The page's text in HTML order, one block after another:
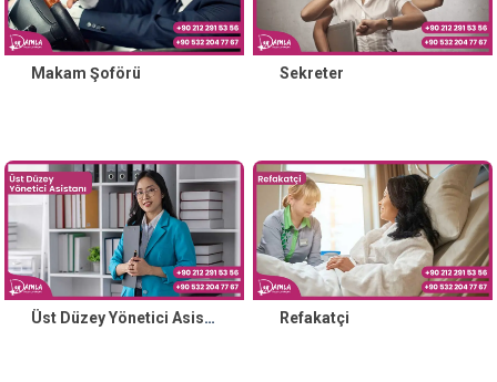
Makam Şoförü Sekreter
Üst Düzey Yönetici Asistanı Refakatçi